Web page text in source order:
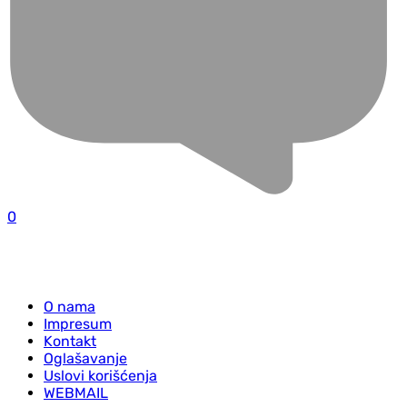
0
O nama
Impresum
Kontakt
Oglašavanje
Uslovi korišćenja
WEBMAIL